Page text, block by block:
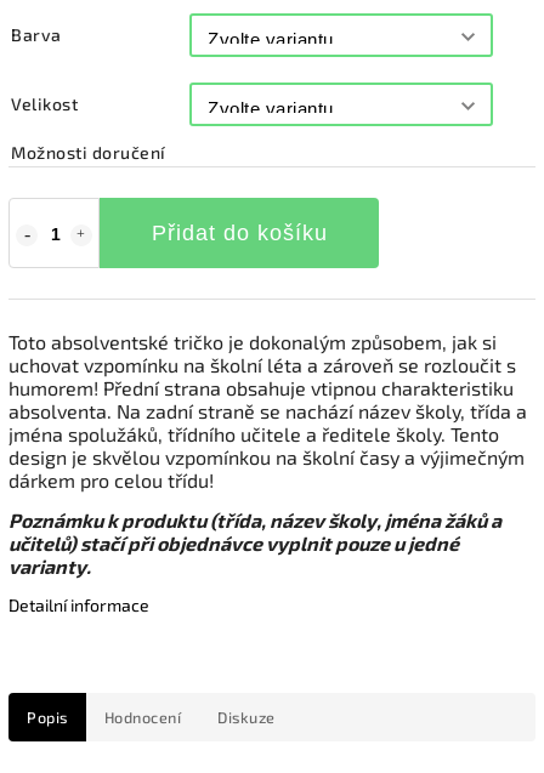
Barva
Velikost
Možnosti doručení
Přidat do košíku
Toto absolventské tričko je dokonalým způsobem, jak si
uchovat vzpomínku na školní léta a zároveň se rozloučit s
humorem! Přední strana obsahuje vtipnou charakteristiku
absolventa. Na zadní straně se nachází název školy, třída a
jména spolužáků, třídního učitele a ředitele školy. Tento
design je skvělou vzpomínkou na školní časy a výjimečným
dárkem pro celou třídu!
Poznámku k produktu (třída, název školy, jména žáků a
učitelů) stačí při objednávce vyplnit pouze u jedné
varianty.
Detailní informace
Popis Hodnocení Diskuze